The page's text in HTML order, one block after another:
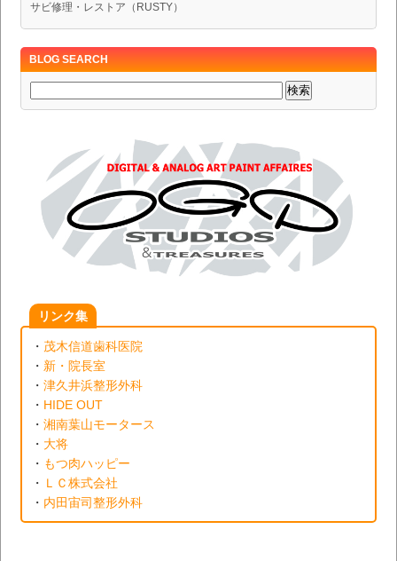
サビ修理・レストア（RUSTY）
BLOG SEARCH
リンク集
・ 茂木信道歯科医院
・ 新・院長室
・津久井浜整形外科
・ HIDE OUT
・湘南葉山モータース
・ 大将
・ もつ肉ハッピー
・ ＬＣ株式会社
・ 内田宙司整形外科